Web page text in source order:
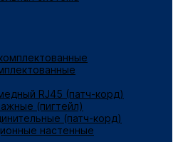
RJ45 (патч-корд)
(пигтейл)
(патч-корд)
настенные